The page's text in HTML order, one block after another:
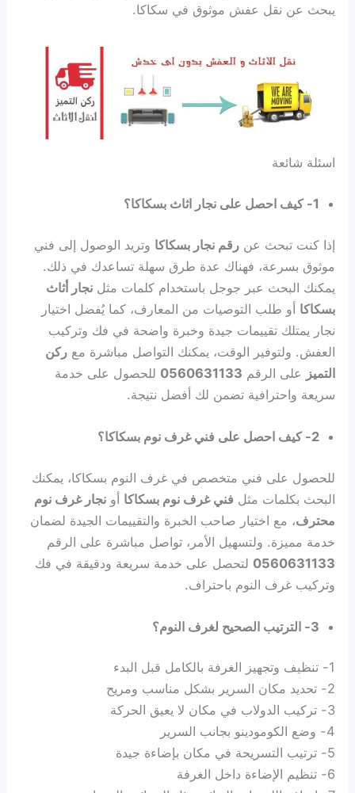
يبحث عن نقل عفش موثوق في سكاكا.
اسئلة شائعة
1- كيف احصل على نجار اثاث بسكاكا؟
إذا كنت تبحث عنرقم نجار بسكاكا وتريد الوصول إلى فني
موثوق بسرعة، فهناك عدة طرق سهلة تساعدك في ذلك.
يمكنك البحث عبر جوجل باستخدام كلمات مثلنجار أثاث
بسكاكا أو طلب التوصيات من المعارف، كما يُفضل اختيار
نجار يمتلك تقييمات جيدة وخبرة واضحة في فك وتركيب
العفش. ولتوفير الوقت، يمكنك التواصل مباشرة معركن
التميز على الرقم 0560631133 للحصول على خدمة
سريعة واحترافية تضمن لك أفضل نتيجة.
2- كيف احصل على فني غرف نوم بسكاكا؟
للحصول على فني متخصص في غرف النوم بسكاكا، يمكنك
البحث بكلمات مثل فني غرف نوم بسكاكا أونجار غرف نوم
محترف، مع اختيار صاحب الخبرة والتقييمات الجيدة لضمان
خدمة مميزة. ولتسهيل الأمر، تواصل مباشرة على الرقم
0560631133 لتحصل على خدمة سريعة ودقيقة في فك
وتركيب غرف النوم باحتراف.
3- الترتيب الصحيح لغرف النوم؟
1- تنظيف وتجهيز الغرفة بالكامل قبل البدء
2- تحديد مكان السرير بشكل مناسب ومريح
3- تركيب الدولاب في مكان لا يعيق الحركة
4- وضع الكومودينو بجانب السرير
5- ترتيب التسريحة في مكان بإضاءة جيدة
6- تنظيم الإضاءة داخل الغرفة